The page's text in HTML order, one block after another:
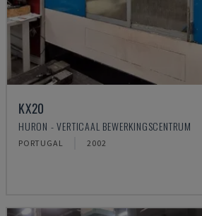
KX20
HURON - VERTICAAL BEWERKINGSCENTRUM
PORTUGAL 2002